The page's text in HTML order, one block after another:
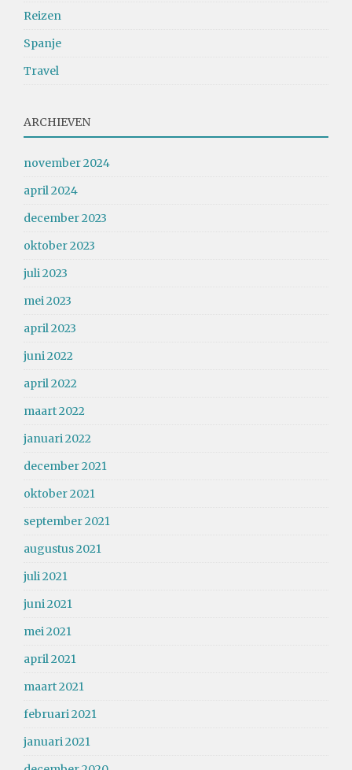
Reizen
Spanje
Travel
ARCHIEVEN
november 2024
april 2024
december 2023
oktober 2023
juli 2023
mei 2023
april 2023
juni 2022
april 2022
maart 2022
januari 2022
december 2021
oktober 2021
september 2021
augustus 2021
juli 2021
juni 2021
mei 2021
april 2021
maart 2021
februari 2021
januari 2021